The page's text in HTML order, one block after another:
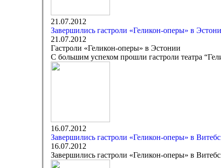
21.07.2012
Завершились гастроли «Геликон-оперы» в
21.07.2012
Гастроли «Геликон-оперы» в Эстонии
С большим успехом прошли гастроли театра
16.07.2012
Завершились гастроли «Геликон-оперы» в
16.07.2012
Завершились гастроли «Геликон-оперы» в